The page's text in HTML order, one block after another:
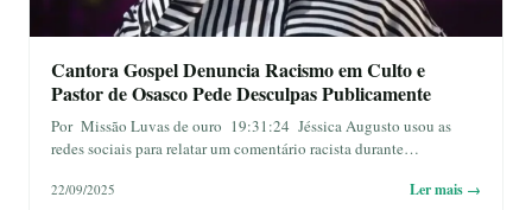
Cantora Gospel Denuncia Racismo em Culto e
Pastor de Osasco Pede Desculpas Publicamente
Por Missão Luvas de ouro 19:31:24 Jéssica Augusto usou as
redes sociais para relatar um comentário racista durante…
22/09/2025 Ler mais →